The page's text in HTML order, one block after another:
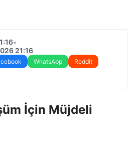
•
21:16
WhatsApp
Reddit
İçin Müjdeli